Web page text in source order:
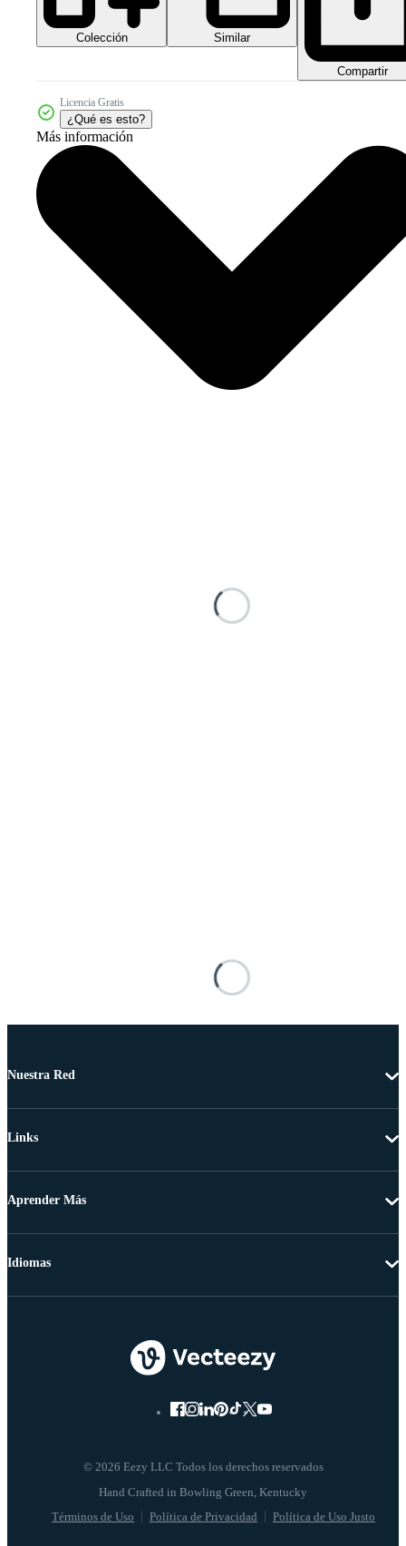
Colección Similar
Compartir
Licencia Gratis
¿Qué es esto?
Más información
Nuestra Red
Links
Aprender Más
© 2026 Eezy LLC Todos los derechos reservados
Términos de Uso Política de Privacidad Política de Uso Justo
Idiomas